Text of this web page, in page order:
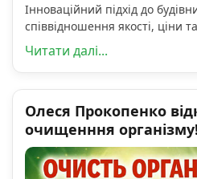
Інноваційний підхід до
співвідношення якості, ціни
Читати далі...
Олеся Прокопенко
очищенння організму!